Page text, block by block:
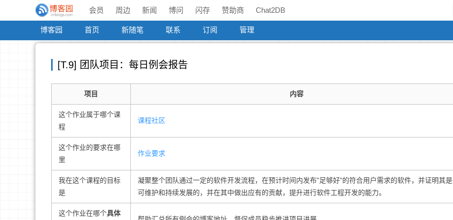
会员 周边 新闻 博问 闪存 赞助商 Chat2DB
博客园 首页 新随笔 联系 订阅 管理
[T.9] 团队项目：每日例会报告
项目 内容
这个作业属于哪个课
程
课程社区
这个作业的要求在哪
里
作业要求
我在这个课程的目标
是
凝聚整个团队通过一定的软件开发流程，在预计时间内发布"足够好"的符合用户需求的软件，并证明其是
可维护和持续发展的，并在其中做出应有的贡献，提升进行软件工程开发的能力。
这个作业在哪个具体